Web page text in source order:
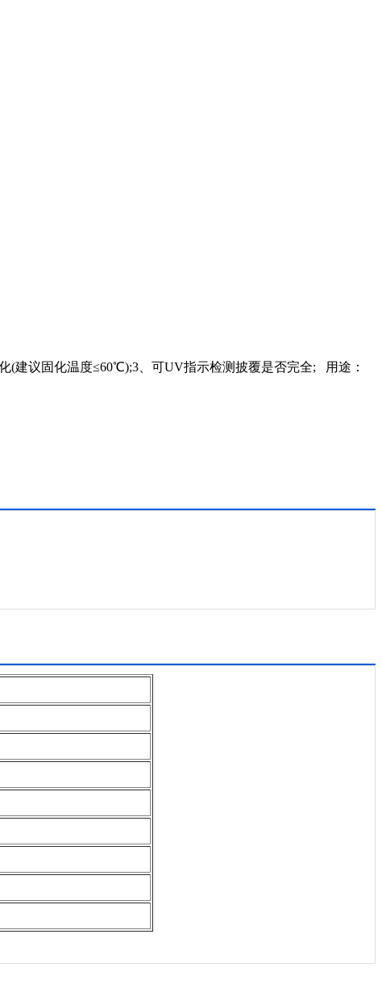
(建议固化温度≤60℃);3、可UV指示检测披覆是否完全; 用途：